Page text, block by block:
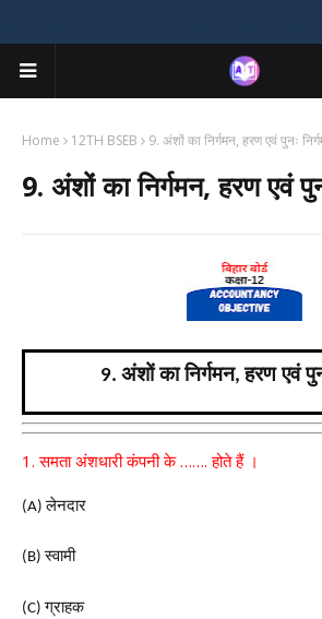
Home 12TH BSEB 9. अंशों का निर्गमन, हरण एवं पुनः
9. अंशों का निर्गमन, हरण एवं
9. अंशों का निर्गमन,हरण एवं
1.समता अंशधारी कंपनी के…….होते हैं ।
(A)लेनदार
(B)स्वामी
(C)ग्राहक